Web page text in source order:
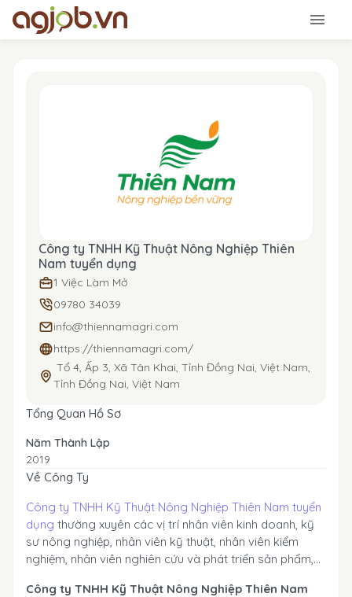
Công ty TNHH Kỹ Thuật Nông Nghiệp Thiên
Nam tuyển dụng
1 Việc Làm Mở
09780 34039
info@thiennamagri.com
https://thiennamagri.com/
Tổ 4, Ấp 3, Xã Tân Khai, Tỉnh Đồng Nai, Việt Nam,
Tỉnh Đồng Nai, Việt Nam
Tổng Quan Hồ Sơ
Năm Thành Lập
2019
Về Công Ty
Công ty TNHH Kỹ Thuật Nông Nghiệp Thiên Nam tuyển
dụng thường xuyên các vị trí nhân viên kinh doanh, kỹ
sư nông nghiệp, nhân viên kỹ thuật, nhân viên kiểm
nghiệm, nhân viên nghiên cứu và phát triển sản phẩm,...
Công ty TNHH Kỹ Thuật Nông Nghiệp Thiên Nam